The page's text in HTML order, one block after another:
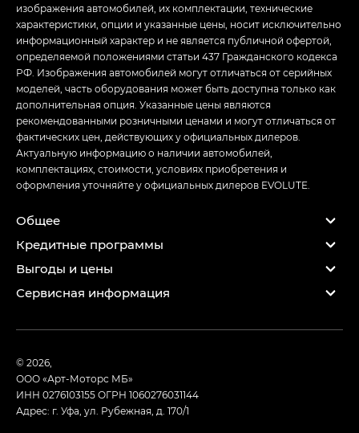
изображения автомобилей, их комплектации, технические
характеристики, опции и указанные цены, носит исключительно
информационный характер и не является публичной офертой,
определяемой положениями статьи 437 Гражданского кодекса
РФ. Изображения автомобилей могут отличаться от серийных
моделей, часть оборудования может быть доступна только как
дополнительная опция. Указанные цены являются
рекомендованными розничными ценами и могут отличаться от
фактических цен, действующих у официальных дилеров.
Актуальную информацию о наличии автомобилей,
комплектациях, стоимости, условиях приобретения и
оформления уточняйте у официальных дилеров EVOLUTE.
Общее
Кредитные программы
Выгоды и цены
Сервисная информация
© 2026,
ООО «Арт-Моторс МБ»
ИНН 0276103155ОГРН 1060276031144
Адрес: г. Уфа, ул. Рубежная, д. 170/1